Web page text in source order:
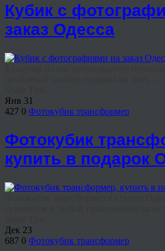
Кубик с
заказ Одесса
Янв 31
427 0 Фотокубик трансформер
Фотокубик
купить в подарок
Дек 23
687 0 Фотокубик трансформер